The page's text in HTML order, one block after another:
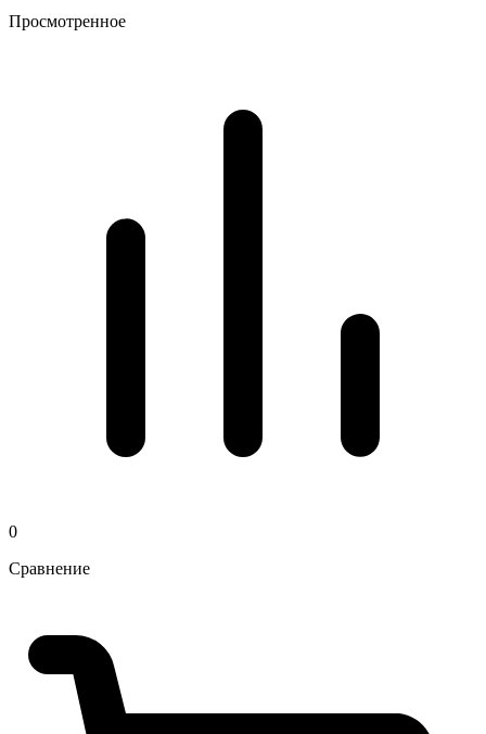
Просмотренное
0
Сравнение